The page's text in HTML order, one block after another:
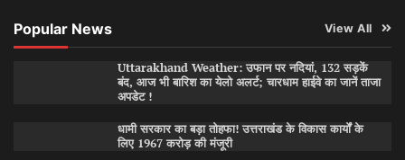
Popular News View All
Uttarakhand Weather: उफान पर नदियां, 132 सड़कें
बंद, आज भी बारिश का येलो अलर्ट; चारधाम हाईवे का जानें ताजा
अपडेट !
धामी सरकार का बड़ा तोहफा! उत्तराखंड के विकास कार्यों के
लिए 1967 करोड़ की मंजूरी